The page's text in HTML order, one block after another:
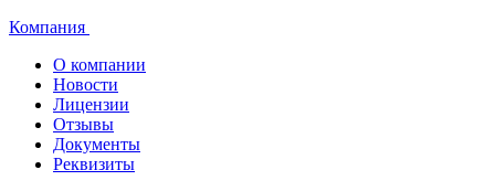
Компания
О компании
Новости
Лицензии
Отзывы
Документы
Реквизиты